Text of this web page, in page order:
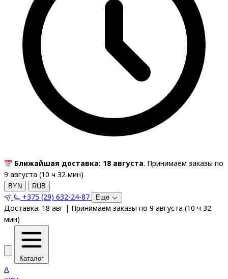
Ближайшая доставка: 18 августа. Принимаем заказы по
9 августа (10 ч 32 мин)
BYN RUB
+375 (29) 632-24-87 Ещё
Доставка: 18 авг | Принимаем заказы по 9 августа (10 ч 32
мин)
Каталог
A